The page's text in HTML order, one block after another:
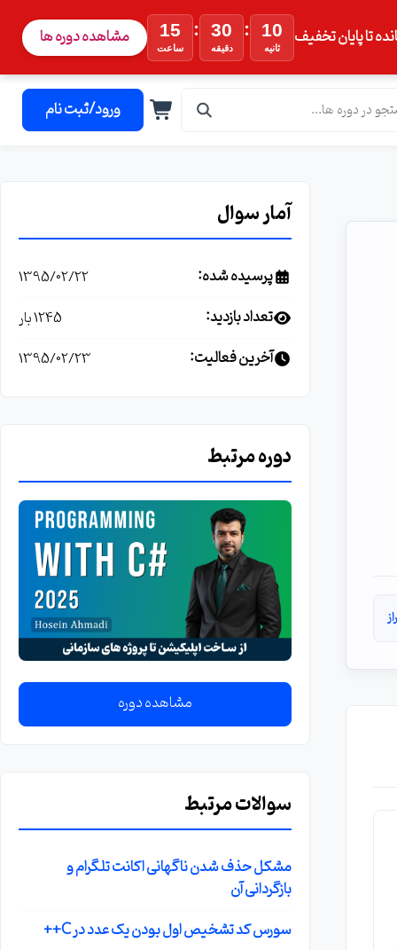
تا پایان تخفیف 15
ساعت
: 30
دقیقه
: 09
ثانیه مشاهده دوره ها
ورود/ثبت نام
آمار سوال
پرسیده شده: 1395/02/22
تعداد بازدید: 1245 بار
آخرین فعالیت: 1395/02/23
دوره مرتبط
مشاهده دوره
سوالات مرتبط
مشکل حذف شدن ناگهانی اکانت تلگرام و
بازگردانی آن
سورس کد تشخیص اول بودن یک عدد در C++